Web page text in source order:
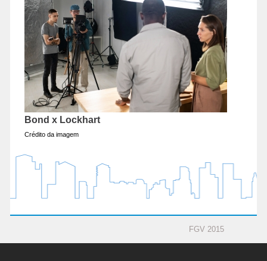
Bond x Lockhart
Crédito da imagem
FGV 2015